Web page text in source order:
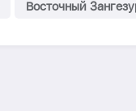
Восточный